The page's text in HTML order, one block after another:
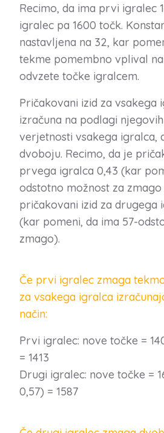
Recimo, da ima prvi igralec
igralec pa 1600 točk.
nastavljena na 32, kar
tekme pomembno vplival
odvzete točke igralcem.
Pričakovani izid za vsakega
izračuna na podlagi
verjetnosti vsakega igralca,
dvoboju. Recimo, da je
prvega igralca 0,43 (kar
odstotno možnost za
pričakovani izid za drugega
(kar pomeni, da ima 57-
zmago).
Če prvi igralec zmaga
za vsakega igralca
način:
Prvi igralec: nove točke =
= 1413
Drugi igralec: nove točke =
0,57) = 1587